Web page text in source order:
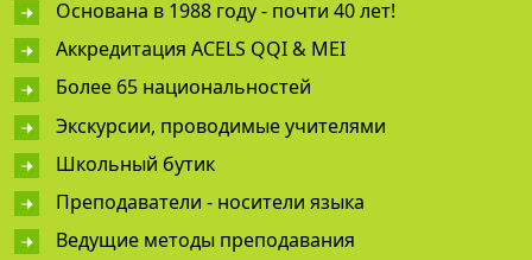
Основана в 1988 году - почти 40 лет!
Аккредитация ACELS QQI & MEI
Более 65 национальностей
Экскурсии, проводимые учителями
Школьный бутик
Преподаватели - носители языка
Ведущие методы преподавания